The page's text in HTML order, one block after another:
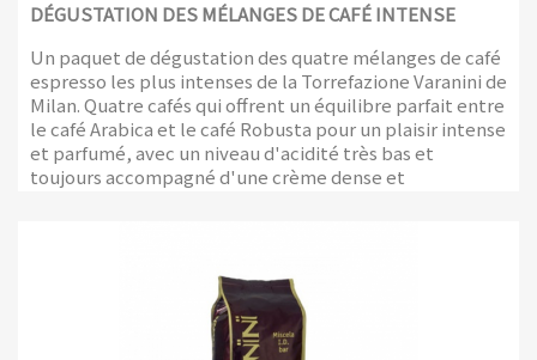
DÉGUSTATION DES MÉLANGES DE CAFÉ INTENSE
Un paquet de dégustation des quatre mélanges de café
espresso les plus intenses de la Torrefazione Varanini de
Milan. Quatre cafés qui offrent un équilibre parfait entre
le café Arabica et le café Robusta pour un plaisir intense
et parfumé, avec un niveau d'acidité très bas et
toujours accompagné d'une crème dense et